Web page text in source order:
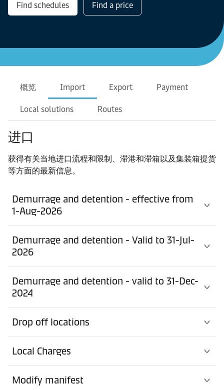
Find schedules Find a price
概览 Import Export Payment
Local solutions Routes
进口
获得有关当地进口流程和限制、滞港和滞箱以及集装箱提货
等方面的最新信息。
Demurrage and detention - effective from
1-Aug-2026
Demurrage and detention - Valid to 31-Jul-
2026
Demurrage and detention - valid to 31-Dec-
2024
Drop off locations
Local Charges
Modify manifest